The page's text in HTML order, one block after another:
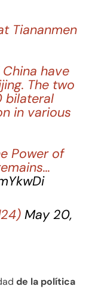
Tiananmen
have
The two
bilateral
in various
Power of
May 20,
de la política